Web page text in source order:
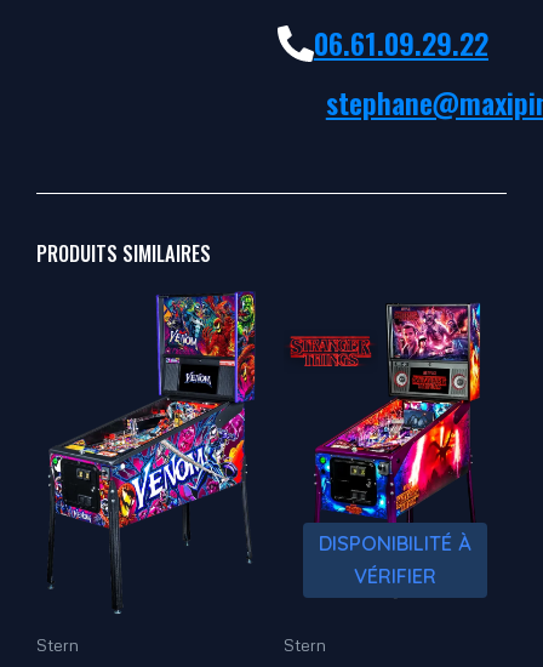
06.61.09.29.22
PRODUITS SIMILAIRES
Stern
DISPONIBILITÉ À
VÉRIFIER
Stern